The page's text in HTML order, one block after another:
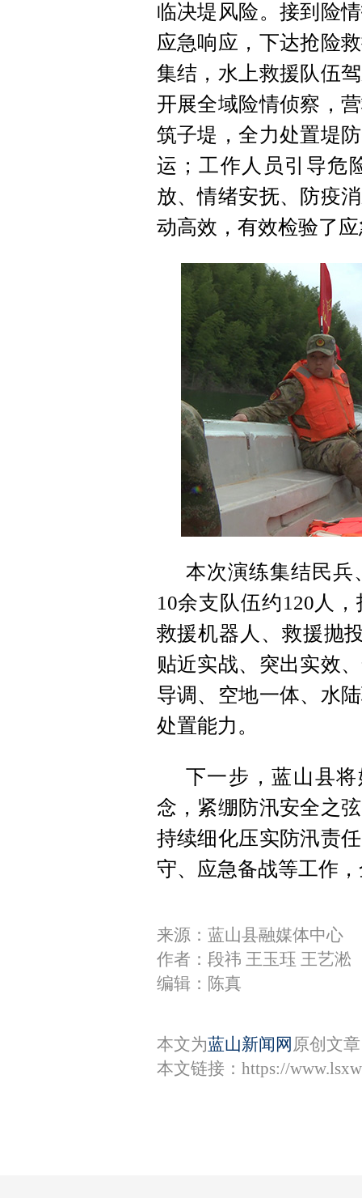
临决堤风险。接到险
应急响应，下达抢险
集结，水上救援队伍
开展全域险情侦察，
筑子堤，全力处置堤
运；工作人员引导危
放、情绪安抚、防疫
动高效，有效检验了
本次演练集结民兵
10余支队伍约120人
救援机器人、救援抛
贴近实战、突出实效
导调、空地一体、水
处置能力。
下一步，蓝山县
念，紧绷防汛安全之
持续细化压实防汛责
守、应急备战等工作
来源：蓝山县融媒体中心
作者：段祎 王玉珏 王艺淞
编辑：陈真
本文为蓝山新闻网 原创文
本文链接： https://